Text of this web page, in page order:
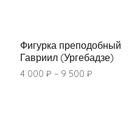
Фигурка преподобный
Гавриил (Ургебадзе)
4 000 ₽ – 9 500 ₽